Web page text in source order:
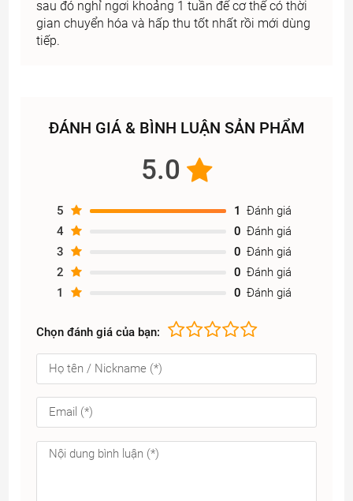
sau đó nghỉ ngơi khoảng 1 tuần để cơ thể có thời
gian chuyển hóa và hấp thu tốt nhất rồi mới dùng
tiếp.
ĐÁNH GIÁ & BÌNH LUẬN SẢN PHẨM
5.0
5 1
Đánh giá
4
0 Đánh giá
3
0 Đánh giá
2
0 Đánh giá
1
0 Đánh giá
Chọn đánh giá của bạn: